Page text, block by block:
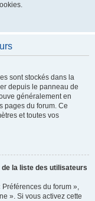
sont stockés dans la
depuis le panneau de
généralement en
pages du forum. Ce
et toutes vos
la liste des utilisateurs
Préférences du forum »,
». Si vous activez cette